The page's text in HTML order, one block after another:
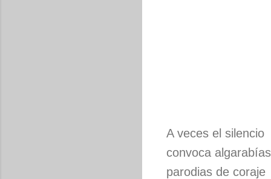
A veces el silencio
convoca algarabías
parodias de coraje